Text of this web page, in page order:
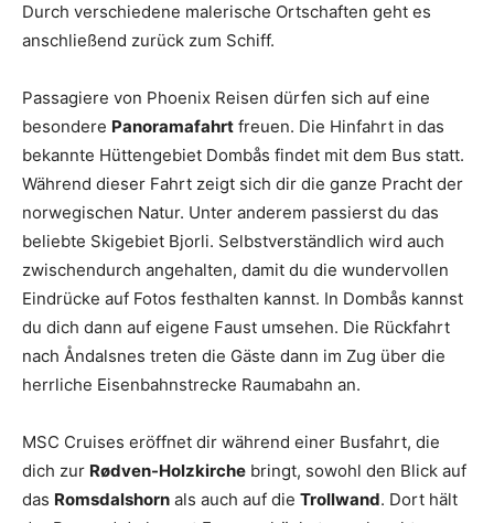
Durch verschiedene malerische Ortschaften geht es
anschließend zurück zum Schiff.
Passagiere von Phoenix Reisen dürfen sich auf eine
besondere Panoramafahrt freuen. Die Hinfahrt in das
bekannte Hüttengebiet Dombås findet mit dem Bus statt.
Während dieser Fahrt zeigt sich dir die ganze Pracht der
norwegischen Natur. Unter anderem passierst du das
beliebte Skigebiet Bjorli. Selbstverständlich wird auch
zwischendurch angehalten, damit du die wundervollen
Eindrücke auf Fotos festhalten kannst. In Dombås kannst
du dich dann auf eigene Faust umsehen. Die Rückfahrt
nach Åndalsnes treten die Gäste dann im Zug über die
herrliche Eisenbahnstrecke Raumabahn an.
MSC Cruises eröffnet dir während einer Busfahrt, die
dich zur Rødven-Holzkirche bringt, sowohl den Blick auf
das Romsdalshorn als auch auf die Trollwand. Dort hält